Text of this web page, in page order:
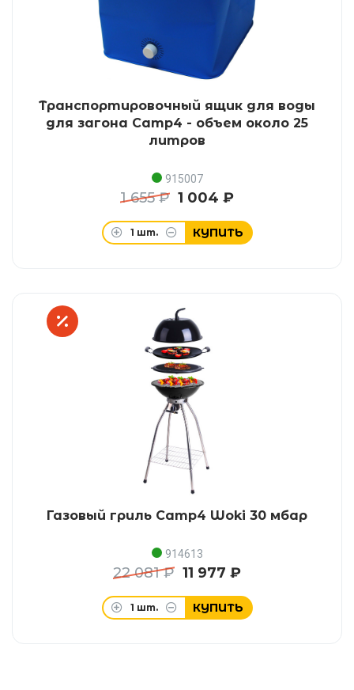
Транспортировочный ящик для воды
для загона Camp4 - объем около 25
литров
915007
1 655 ₽ 1 004 ₽
1 шт. КУПИТЬ
Газовый гриль Camp4 Woki 30 мбар
914613
22 081 ₽ 11 977 ₽
1 шт. КУПИТЬ